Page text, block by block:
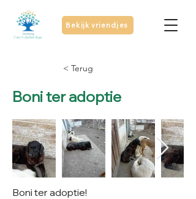
Bekijk vriendjes
< Terug
Boni ter adoptie
Boni ter adoptie!